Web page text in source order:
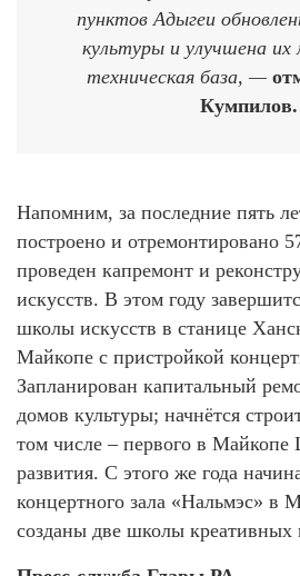
пунктов Адыгеи
культуры и улучшена их
техническая база, —
Кумпилов.
Напомним, за последние пять
построено и отремонтировано
проведен капремонт и
искусств. В этом году
школы искусств в станице
Майкопе с пристройкой
Запланирован капитальный
домов культуры; начнётся
том числе – первого в Майкопе
развития. С этого же года
концертного зала «Нальмэс» в
созданы две школы креативных